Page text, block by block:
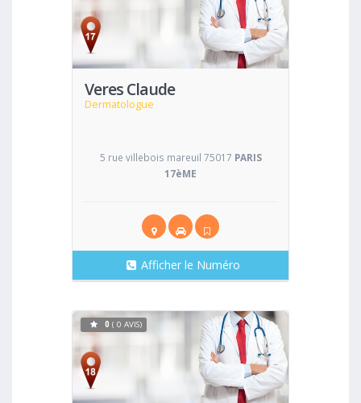
Veres Claude
Dermatologue
Voir
5 rue villebois mareuil 75017 PARIS
17èME
Afficher le Numéro
Voir
0 ( 0 AVIS)